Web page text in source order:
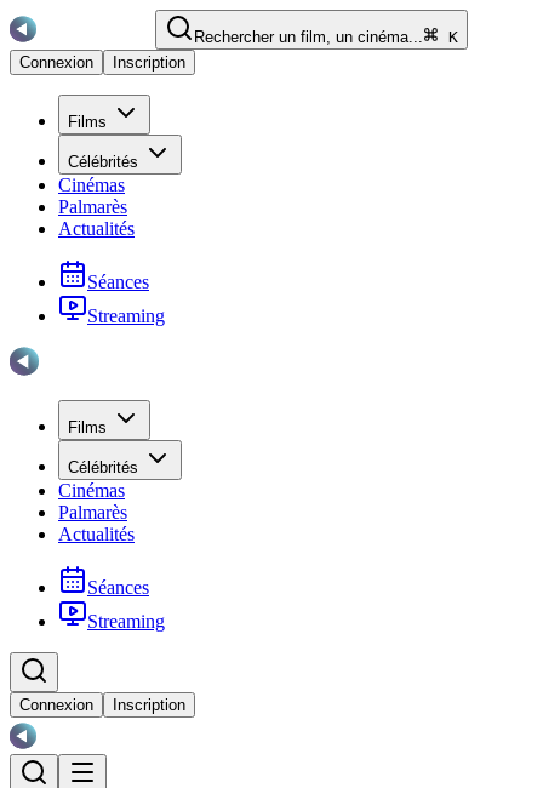
Rechercher un film, un cinéma...
K
Connexion
Inscription
Films
Célébrités
Cinémas
Palmarès
Actualités
Séances
Streaming
Films
Célébrités
Cinémas
Palmarès
Actualités
Séances
Streaming
Connexion Inscription